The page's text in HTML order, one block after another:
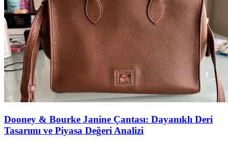
Dooney & Bourke Janine Çantası: Dayanıklı Deri
Tasarımı ve Piyasa Değeri Analizi